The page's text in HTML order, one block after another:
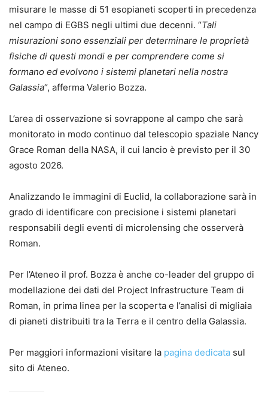
misurare le masse di 51 esopianeti scoperti in precedenza
nel campo di EGBS negli ultimi due decenni. “Tali
misurazioni sono essenziali per determinare le proprietà
fisiche di questi mondi e per comprendere come si
formano ed evolvono i sistemi planetari nella nostra
Galassia“, afferma Valerio Bozza.
L’area di osservazione si sovrappone al campo che sarà
monitorato in modo continuo dal telescopio spaziale Nancy
Grace Roman della NASA, il cui lancio è previsto per il 30
agosto 2026.
Analizzando le immagini di Euclid, la collaborazione sarà in
grado di identificare con precisione i sistemi planetari
responsabili degli eventi di microlensing che osserverà
Roman.
Per l’Ateneo il prof. Bozza è anche co-leader del gruppo di
modellazione dei dati del Project Infrastructure Team di
Roman, in prima linea per la scoperta e l’analisi di migliaia
di pianeti distribuiti tra la Terra e il centro della Galassia.
Per maggiori informazioni visitare la pagina dedicata sul
sito di Ateneo.